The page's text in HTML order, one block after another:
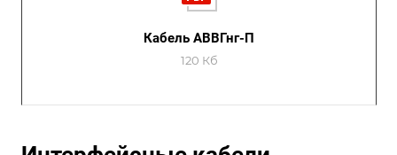
Кабель АВВГнг-П
120 Кб